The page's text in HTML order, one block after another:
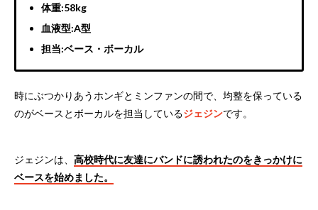
体重:58kg
血液型:A型
担当:ベース・ボーカル
時にぶつかりあうホンギとミンファンの間で、均整を保っている
のがベースとボーカルを担当しているジェジンです。
ジェジンは、 高校時代に友達にバンドに誘われたのをきっかけに
ベースを始めました。